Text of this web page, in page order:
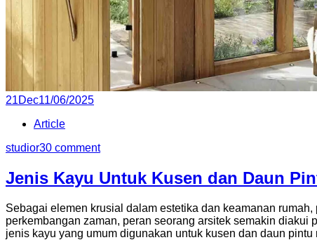
Posted
21Dec11/06/2025
Article
studior30 comment
Jenis Kayu Untuk Kusen dan Daun
Sebagai elemen krusial dalam estetika dan keamanan
perkembangan zaman, peran seorang arsitek semakin
jenis kayu yang umum digunakan untuk kusen dan daun